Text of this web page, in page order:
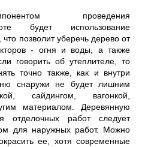
проведения
будет использование
позволит уберечь дерево от
- огня и воды, а также
говорить об утеплителе, то
точно также, как и внутри
снаружи не будет лишним
сайдингом, вагонкой,
материалом. Деревянную
отделочных работ следует
для наружных работ. Можно
ее, хотя современные